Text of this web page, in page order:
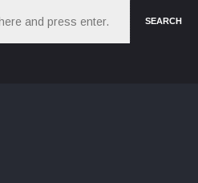
SEARCH